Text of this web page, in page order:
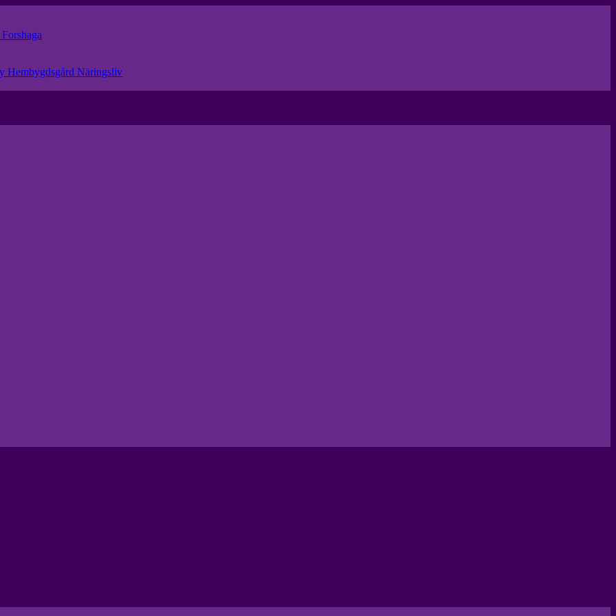
Forshaga
Hembygdsgård Näringsliv